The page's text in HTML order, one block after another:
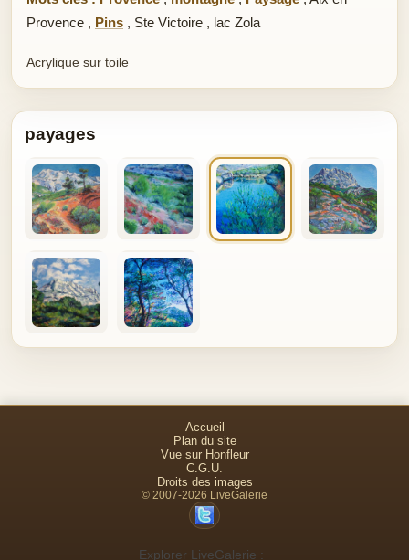
Provence , Pins , Ste Victoire , lac Zola
Acrylique sur toile
payages
Accueil
Plan du site
Vue sur Honfleur
C.G.U.
Droits des images
© 2007-2026 LiveGalerie
Explorer LiveGalerie :